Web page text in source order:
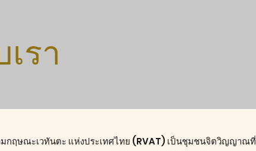
รา
กฤษณะเวทันตะ แห่งประเทศไทย (RVAT) เป็นชุมชนจิตวิญญาณที่